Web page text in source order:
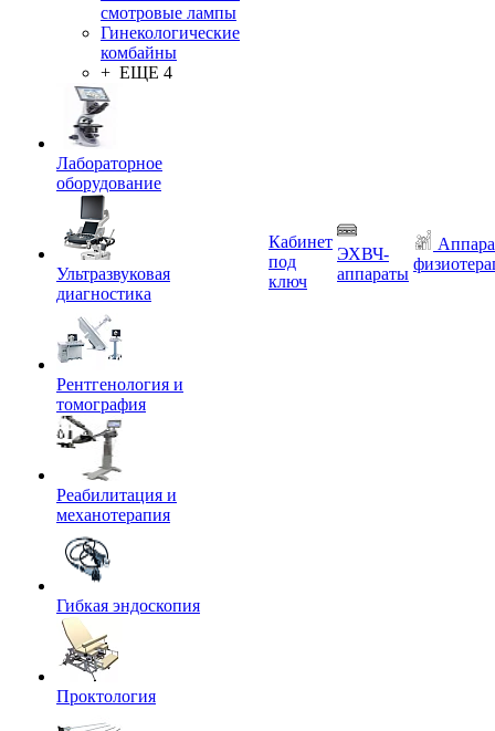
смотровые лампы
Гинекологические
комбайны
+ ЕЩЕ 4
Лабораторное
оборудование
Ультразвуковая
диагностика
Рентгенология и
томография
Реабилитация и
механотерапия
Гибкая эндоскопия
Проктология
Кабинет
под
ключ
ЭХВЧ-
аппараты